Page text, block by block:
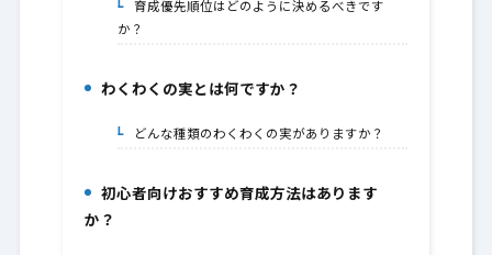
4-2.育成優先順位はどのように決めるべきです
か？
5.わくわくの実とは何ですか？
5-1.どんな種類のわくわくの実がありますか？
6.初心者向けおすすめ育成方法はあります
か？